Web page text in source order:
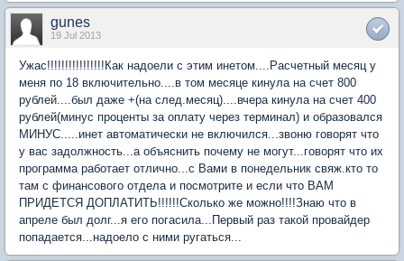
gunes
19 Jul 2013
Ужас!!!!!!!!!!!!!!!!Как надоели с этим инетом....Расчетный месяц у
меня по 18 включительно....в том месяце кинула на счет 800
рублей....был даже +(на след.месяц)....вчера кинула на счет 400
рублей(минус проценты за оплату через терминал) и образовался
МИНУС.....инет автоматически не включился...звоню говорят что
у вас задолжность...а объяснить почему не могут...говорят что их
программа работает отлично...с Вами в понедельник свяж.кто то
там с финансового отдела и посмотрите и если что ВАМ
ПРИДЕТСЯ ДОПЛАТИТЬ!!!!!!Сколько же можно!!!!Знаю что в
апреле был долг...я его погасила...Первый раз такой провайдер
попадается...надоело с ними ругаться...